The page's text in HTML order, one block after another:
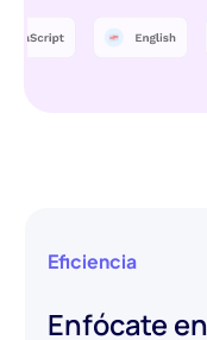
Eficiencia
Enfócate